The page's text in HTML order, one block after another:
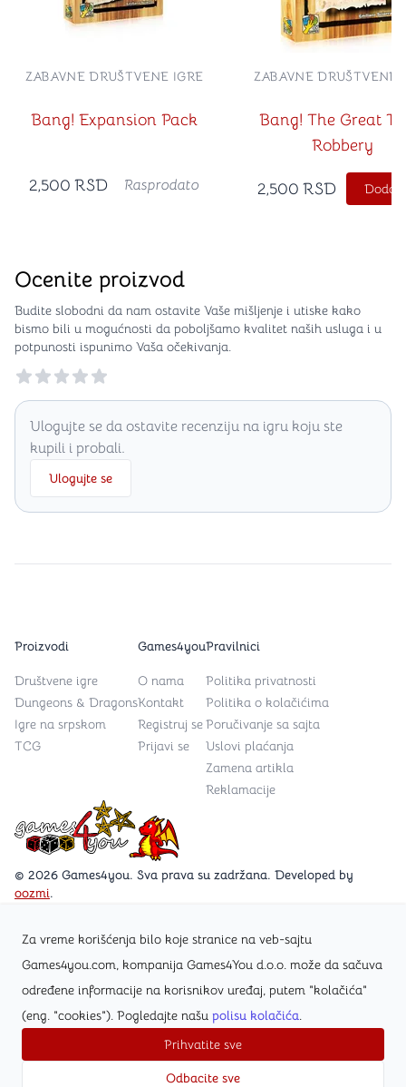
Za vreme korišćenja bilo koje stranice na veb-sajtu
Games4you.com, kompanija Games4You d.o.o. može da sačuva
određene informacije na korisnikov uređaj, putem "kolačića"
(eng. "cookies"). Pogledajte našu polisu kolačića.
Prihvatite sve
Odbacite sve
Bang! Expansion Pack
ZABAVNE DRUŠTVENE IGRE
2,500 RSD Rasprodato
Bang! The Great
Robbery
ZABAVNE DRUŠTVENE
2,500 RSD
Ocenite proizvod
Budite slobodni da nam ostavite Vaše mišljenje i utiske kako
bismo bili u mogućnosti da poboljšamo kvalitet naših usluga i u
potpunosti ispunimo Vaša očekivanja.
Reviews
Ulogujte se da ostavite recenziju na igru koju ste
kupili i probali.
Ulogujte se
Games4you logo
© 2026 Games4you. Sva prava su zadržana. Developed by
oozmi.
Posetite Facebook stranicu /Games4you.rs
Zapratite Instagram profil @games4yours
Proizvodi
Društvene igre
Dungeons & Dragons
Igre na srpskom
TCG
Games4you
O nama
Kontakt
Registruj se
Prijavi se
Pravilnici
Politika privatnosti
Politika o kolačićima
Poručivanje sa sajta
Uslovi plaćanja
Zamena artikla
Reklamacije